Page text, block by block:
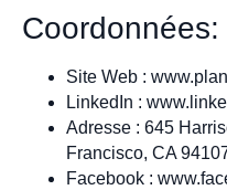
Coordonnées:
Site Web :
LinkedIn :
Adresse : 645
Francisco, CA
Facebook :